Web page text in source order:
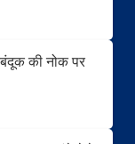
की नोक पर